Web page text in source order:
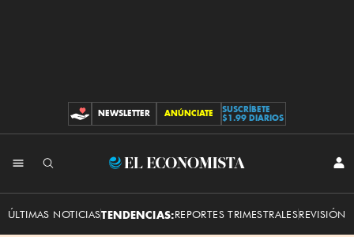
CONTRIBUCIONES
NEWSLETTER ANÚNCIATE
SUSCRÍBETE
$1.99 DIARIOS
El
ÚLTIMAS NOTICIASTENDENCIAS:REPORTES TRIMESTRALESREVISIÓN